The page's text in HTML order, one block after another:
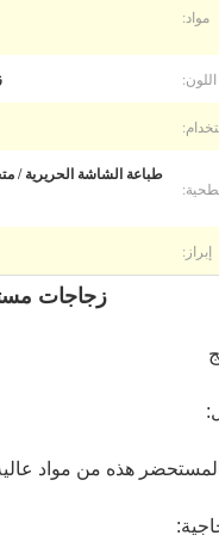
مواد:
اللون:
طباعة الشاشة الحريرية /
إبراز:
زجاجات مستحضرات
هذه من مواد